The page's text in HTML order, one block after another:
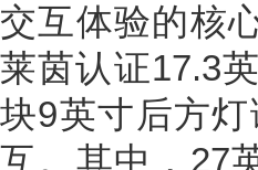
交互体验的核
莱茵认证17.3
块9英寸后方
互。其中，27